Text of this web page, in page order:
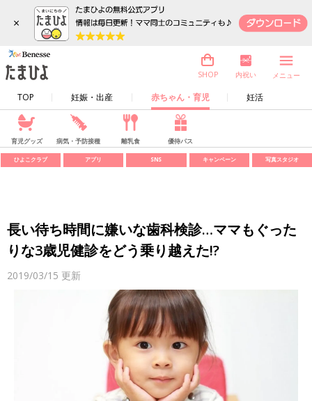
×
TOP 妊娠・出産 赤ちゃん・育児 妊活
SHOP 内祝い メニュー
育児グッズ 病気・予防接種 離乳食 優待パス
ひよこクラブ アプリ SNS キャンペーン 写真スタジオ
長い待ち時間に嫌いな歯科検診…ママもぐった
りな3歳児健診をどう乗り越えた!?
2019/03/15 更新